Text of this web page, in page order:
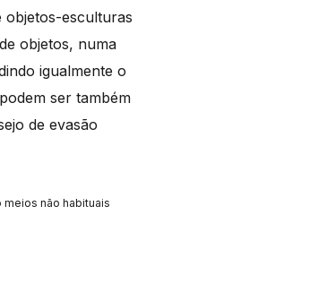
objetos-esculturas
objetos, numa
igualmente o
ser também
de evasão
não habituais